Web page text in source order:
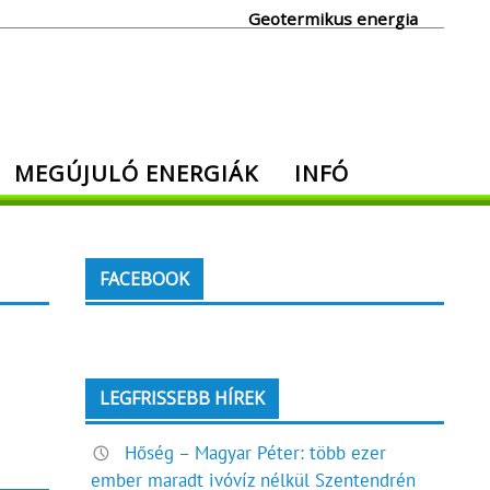
Geotermikus energia
MEGÚJULÓ ENERGIÁK INFÓ
FACEBOOK
LEGFRISSEBB HÍREK
Hőség – Magyar Péter: több ezer
ember maradt ivóvíz nélkül Szentendrén